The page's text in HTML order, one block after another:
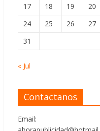
17
18 19 20
24
25 26 27
31
« Jul
Contactanos
Email: